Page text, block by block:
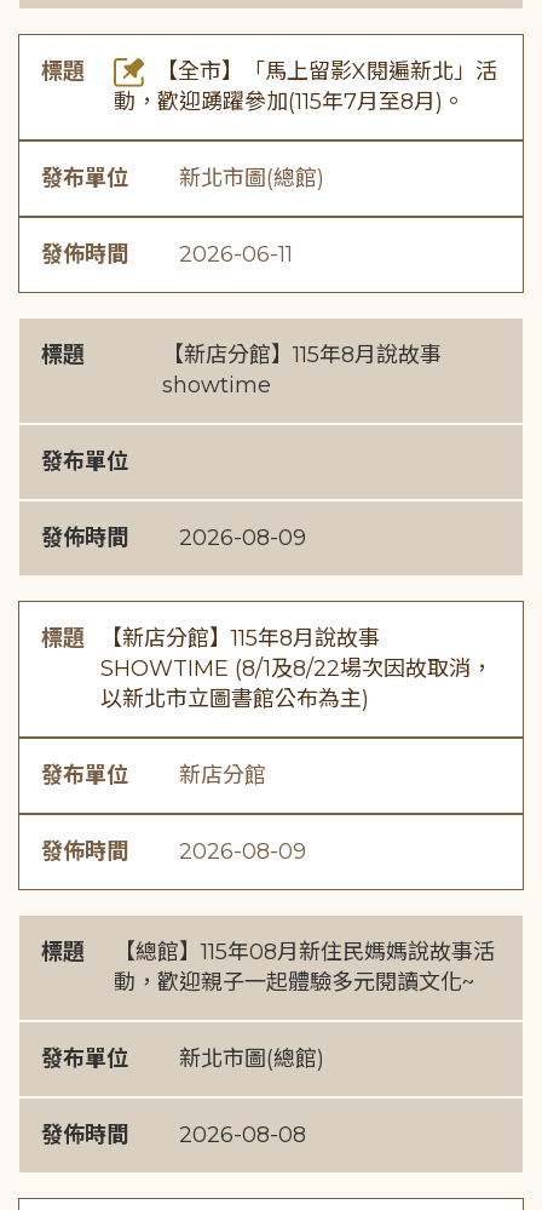
標題
【全市】「馬上留影X閱遍新北」活
動，歡迎踴躍參加(115年7月至8月)。
發布單位 新北市圖(總館)
發佈時間 2026-06-11
標題
【新店分館】115年8月說故事
showtime
發布單位
發佈時間 2026-08-09
標題
【新店分館】115年8月說故事
SHOWTIME (8/1及8/22場次因故取消，
以新北市立圖書館公布為主)
發布單位 新店分館
發佈時間 2026-08-09
標題
【總館】115年08月新住民媽媽說故事活
動，歡迎親子一起體驗多元閱讀文化~
發布單位 新北市圖(總館)
發佈時間 2026-08-08